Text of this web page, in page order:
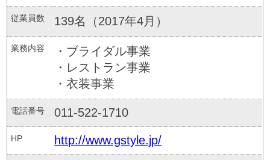
従業員数 139名（2017年4月）
業務内容
・ブライダル事業
・レストラン事業
・衣装事業
電話番号 011-522-1710
HP http://www.gstyle.jp/